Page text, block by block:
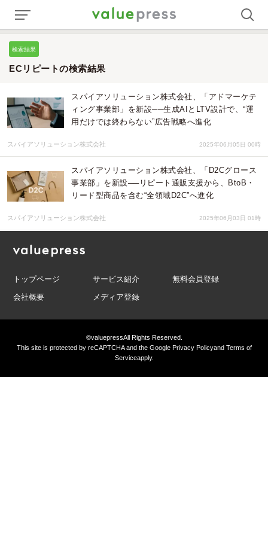
検索結果
ECリピートの検索結果
スパイアソリューション株式会社、「アドマーケテ
ィング事業部」を新設──生成AIとLTV設計で、“運
用だけでは終わらない”広告戦略へ進化
スパイアソリューション株式会社 2025年06月05日 00時
スパイアソリューション株式会社、「D2Cグロース
事業部」を新設──リピート通販支援から、BtoB・
リード型商品を含む“全領域D2C”へ進化
スパイアソリューション株式会社 2025年06月03日 01時
トップページ サービス紹介
無料会員登録
会社概要
メディア登録
©valuepressAll Rights Reserved.
This site is protected by reCAPTCHA and the GooglePrivacy Policyand Terms of
Serviceapply.